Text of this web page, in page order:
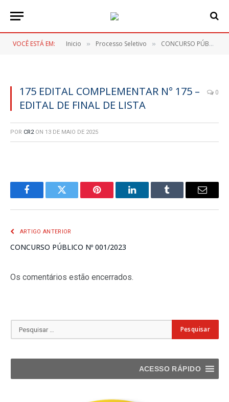
VOCÊ ESTÁ EM: Inicio » Processo Seletivo » CONCURSO PÚBLICO Nº 001/2023
175 EDITAL COMPLEMENTAR N° 175 –
EDITAL DE FINAL DE LISTA
0
POR CR2 ON 13 DE MAIO DE 2025
FacebookTwitter Pinterest LinkedInTumblr
E-
ARTIGO ANTERIOR
CONCURSO PÚBLICO Nº 001/2023
Os comentários estão encerrados.
ACESSO RÁPIDO